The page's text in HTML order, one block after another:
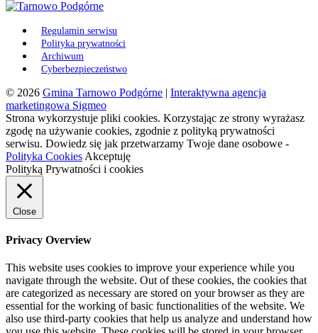
Regulamin serwisu
Polityka prywatności
Archiwum
Cyberbezpieczeństwo
© 2026 Gmina Tarnowo Podgórne | Interaktywna agencja
marketingowa Sigmeo
Strona wykorzystuje pliki cookies. Korzystając ze strony wyrażasz
zgodę na używanie cookies, zgodnie z polityką prywatności
serwisu. Dowiedz się jak przetwarzamy Twoje dane osobowe -
Polityka Cookies Akceptuję
Polityką Prywatności i cookies
Close
Privacy Overview
This website uses cookies to improve your experience while you
navigate through the website. Out of these cookies, the cookies that
are categorized as necessary are stored on your browser as they are
essential for the working of basic functionalities of the website. We
also use third-party cookies that help us analyze and understand how